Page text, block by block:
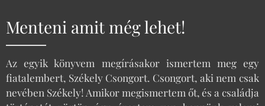
Menteni amit még lehet!
Az egyik könyvem megírásakor ismertem meg egy
fiatalembert, Székely Csongort. Csongort, aki nem csak
nevében Székely! Amikor megismertem őt, és a családja